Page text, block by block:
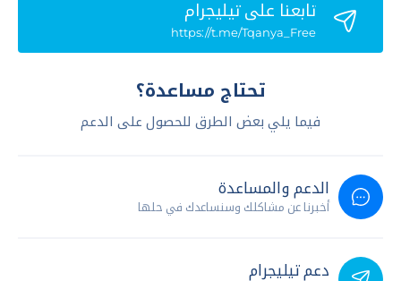
تابعنا علي تيليجرام
https://t.me/Tqanya_Free
تحتاج مساعدة؟
فيما يلي بعض الطرق للحصول على الدعم
الدعم والمساعدة
أخبرنا عن مشاكلك وسنساعدك في حلها
دعم تيليجرام